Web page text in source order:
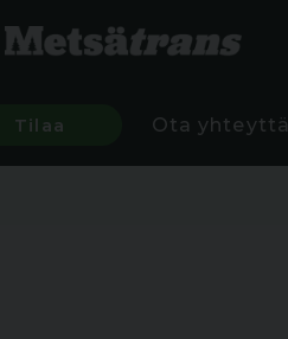
Tilaa Ota yhteyttä